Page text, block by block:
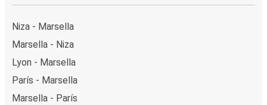
Niza - Marsella
Marsella - Niza
Lyon - Marsella
París - Marsella
Marsella - París